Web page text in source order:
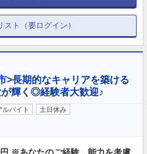
スト（要ログイン）
>長期的なキャリアを築ける
輝く◎経験者大歓迎♪
ルバイト
土日休み